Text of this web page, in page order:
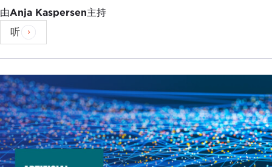
由Anja Kaspersen主持
听